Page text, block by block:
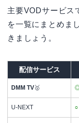
主要VODサービス
を一覧にまとめま
きましょう。
配信サービス
DMM TV🥇
U-NEXT ○